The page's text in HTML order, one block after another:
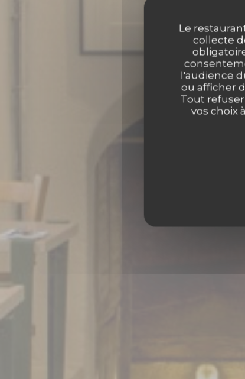
Le
collecte
l'audience
ou afficher
Tout
vos choix